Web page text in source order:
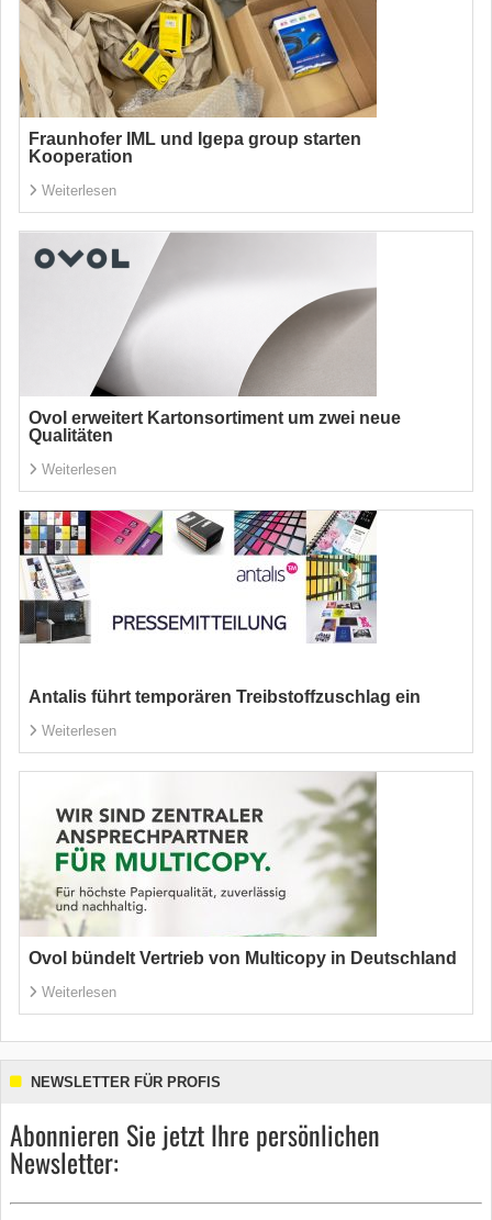
Fraunhofer IML und Igepa group starten
Kooperation
Weiterlesen
Ovol erweitert Kartonsortiment um zwei neue
Qualitäten
Weiterlesen
Antalis führt temporären Treibstoffzuschlag ein
Weiterlesen
Ovol bündelt Vertrieb von Multicopy in Deutschland
Weiterlesen
NEWSLETTER FÜR PROFIS
Abonnieren Sie jetzt Ihre persönlichen
Newsletter: